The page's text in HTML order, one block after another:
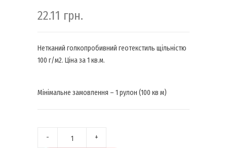
22.11 грн.
Нетканий голкопробивний геотекстиль щільністю
100 г/м2. Ціна за 1 кв.м.
Мінімальне замовлення – 1 рулон (100 кв м)